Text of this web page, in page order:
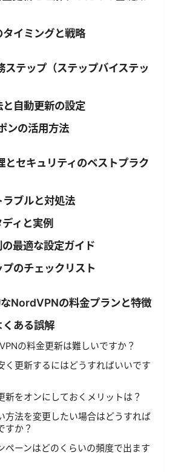
イミングと戦略
ステップ（ステップバイステッ
と自動更新の設定
ンの活用方法
とセキュリティのベストプラク
ラブルと対処法
ィと実例
最適な設定ガイド
のチェックリスト
NordVPNの料金プランと特徴
ある誤解
の料金更新は難しいですか？
く更新するにはどうすればいいです
新をオンにしておくメリットは？
方法を変更したい場合はどうすれば
すか？
ペーンはどのくらいの頻度で出ます